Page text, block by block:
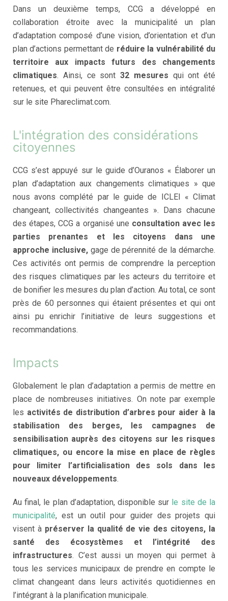
Dans un deuxième temps, CCG a développé en
collaboration étroite avec la municipalité un plan
d’adaptation composé d’une vision, d’orientation et d’un
plan d’actions permettant de réduire la vulnérabilité du
territoire aux impacts futurs des changements
climatiques. Ainsi, ce sont 32 mesures qui ont été
retenues, et qui peuvent être consultées en intégralité
sur le site Phareclimat.com.
L'intégration des considérations
citoyennes
CCG s’est appuyé sur le guide d’Ouranos « Élaborer un
plan d’adaptation aux changements climatiques » que
nous avons complété par le guide de ICLEI « Climat
changeant, collectivités changeantes ». Dans chacune
des étapes, CCG a organisé une consultation avec les
parties prenantes et les citoyens dans une
approche inclusive,gage de pérennité de la démarche.
Ces activités ont permis de comprendre la perception
des risques climatiques par les acteurs du territoire et
de bonifier les mesures du plan d’action. Au total, ce sont
près de 60 personnes qui étaient présentes et qui ont
ainsi pu enrichir l’initiative de leurs suggestions et
recommandations.
Impacts
Globalement le plan d’adaptation a permis de mettre en
place de nombreuses initiatives. On note par exemple
les activités de distribution d’arbres pour aider à la
stabilisation des berges, les campagnes de
sensibilisation auprès des citoyens sur les risques
climatiques, ou encore la mise en place de règles
pour limiter l’artificialisation des sols dans les
nouveaux développements.
Au final, le plan d’adaptation, disponible sur le site de la
municipalité, est un outil pour guider des projets qui
visent à préserver la qualité de vie des citoyens, la
santé des écosystèmes et l’intégrité des
infrastructures. C’est aussi un moyen qui permet à
tous les services municipaux de prendre en compte le
climat changeant dans leurs activités quotidiennes en
l’intégrant à la planification municipale.